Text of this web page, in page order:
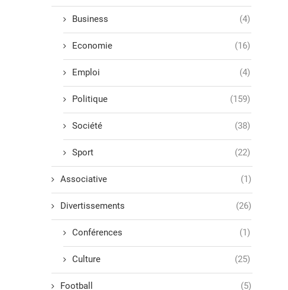
Business (4)
Economie (16)
Emploi (4)
Politique (159)
Société (38)
Sport (22)
Associative (1)
Divertissements (26)
Conférences (1)
Culture (25)
Football (5)